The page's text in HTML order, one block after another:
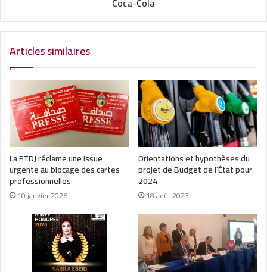
Articles similaires
La FTDJ réclame une issue
urgente au blocage des cartes
professionnelles
10 janvier 2026
Orientations et hypothèses du
projet de Budget de l’État pour
2024
18 août 2023